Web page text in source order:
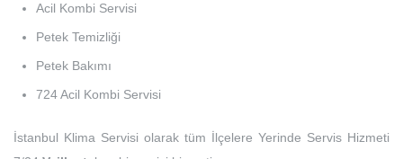
Acil Kombi Servisi
Petek Temizliği
Petek Bakımı
724 Acil Kombi Servisi
İstanbul Klima Servisi olarak tüm İlçelere Yerinde Servis Hizmeti